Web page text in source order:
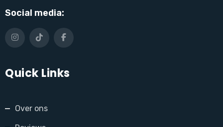
Social media:
Quick Links
Over ons